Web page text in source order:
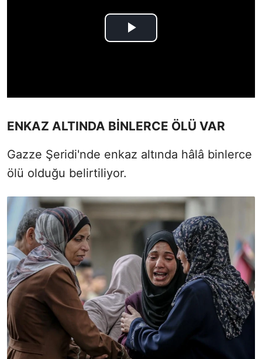
ENKAZ ALTINDA BİNLERCE ÖLÜ VAR
Gazze Şeridi'nde enkaz altında hâlâ binlerce
ölü olduğu belirtiliyor.